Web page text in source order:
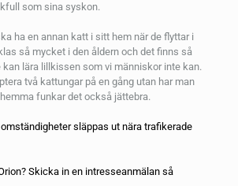
som sina syskon.
ha en annan katt i sitt hem när de flyttar i
så mycket i den åldern och det finns så
lära lillkissen som vi människor inte kan.
två kattungar på en gång utan har man
funkar det också jättebra.
släppas ut nära trafikerade
Skicka in en intresseanmälan så